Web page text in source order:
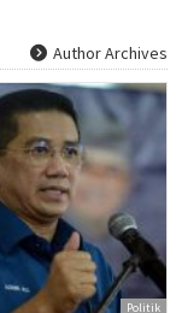
Author Archives
Politik